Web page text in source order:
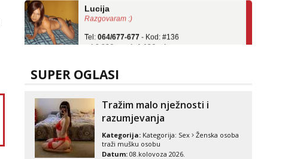
Razgovaram :)
tel:0,93€ - mob:1,12€ min
Obavijesti me kada se oslobodi
Ivančica
Razgovaram :)
Tel:
tel:0,93€ - mob:1,12€ min
Obavijesti me kada se oslobodi
Zara
Čekam tvoj poziv!
SUPER OGLASI
Tražim malo nježnosti i
razumjevanja
Kategorija: Kategorija: Sex
Ženska osoba
traži mušku osobu
Datum: 08.kolovoza 2026.